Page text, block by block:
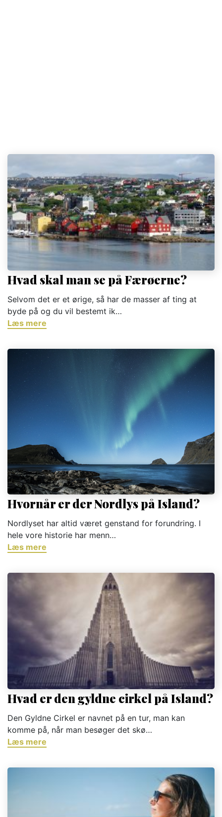
Hvad skal man se på Færøerne?
Selvom det er et ørige, så har de masser af ting at
byde på og du vil bestemt ik…
Læs mere
Hvornår er der Nordlys på Island?
Nordlyset har altid været genstand for forundring. I
hele vore historie har menn…
Læs mere
Hvad er den gyldne cirkel på Island?
Den Gyldne Cirkel er navnet på en tur, man kan
komme på, når man besøger det skø…
Læs mere